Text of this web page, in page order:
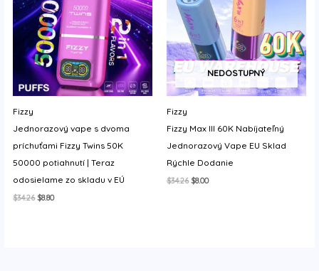
Fizzy
Jednorazový vape s dvoma
príchuťami Fizzy Twins 50K
50000 potiahnutí | Teraz
odosielame zo skladu v EÚ
$34.26Original
$8.80Current
NEDOSTUPNÝ
Fizzy
Fizzy Max III 60K Nabíjateľný
Jednorazový Vape EU Sklad
Rýchle Dodanie
$34.26 Original
$8.00Current